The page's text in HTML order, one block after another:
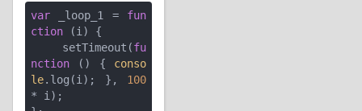
var _loop_1 = fun
ction (i) {
    setTimeout(
fu
nction ( ) { conso
le.log(i); }, 100
* i);